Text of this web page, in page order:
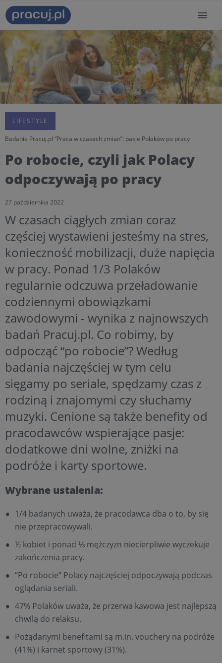
LIFESTYLE
Badanie Pracuj.pl “Praca w czasach zmian”: pasje Polaków po pracy
Po robocie, czyli jak Polacy
odpoczywają po pracy
27 października 2022
W czasach ciągłych zmian coraz
częściej wystawieni jesteśmy na stres,
konieczność mobilizacji, duże napięcia
w pracy. Ponad 1/3 Polaków
regularnie odczuwa przeładowanie
codziennymi obowiązkami
zawodowymi - wynika z najnowszych
badań Pracuj.pl. Co robimy, by
odpocząć “po robocie”? Według
badania najczęściej w tym celu
sięgamy po seriale, spędzamy czas z
rodziną i znajomymi czy słuchamy
muzyki. Cenione są także benefity od
pracodawców wspierające pasje:
dodatkowe dni wolne, zniżki na
podróże i karty sportowe.
Wybrane ustalenia:
1/4 badanych uważa, że pracodawca dba o to, by się
nie przepracowywali.
½ kobiet i ponad ⅓ mężczyzn niecierpliwie wyczekuje
zakończenia pracy.
“Po robocie” Polacy najczęściej odpoczywają podczas
oglądania seriali.
47% Polaków uważa, że przerwa kawowa jest najlepszą
chwilą do relaksu.
Pożądanymi benefitami są m.in. vouchery na podróże
(41%) i karnet sportowy (31%).